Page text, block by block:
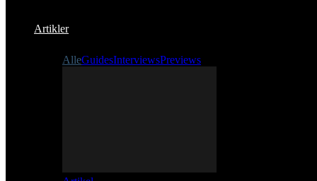
Artikler
AlleGuidesInterviewsPreviews